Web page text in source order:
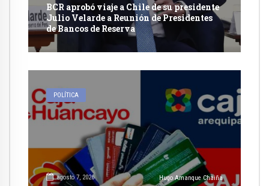
BCR aprobó viaje a Chile de su presidente
Julio Velarde a Reunión de Presidentes
de Bancos de Reserva
POLÍTICA
agosto 7, 2026 Hugo Amanque Chaiña